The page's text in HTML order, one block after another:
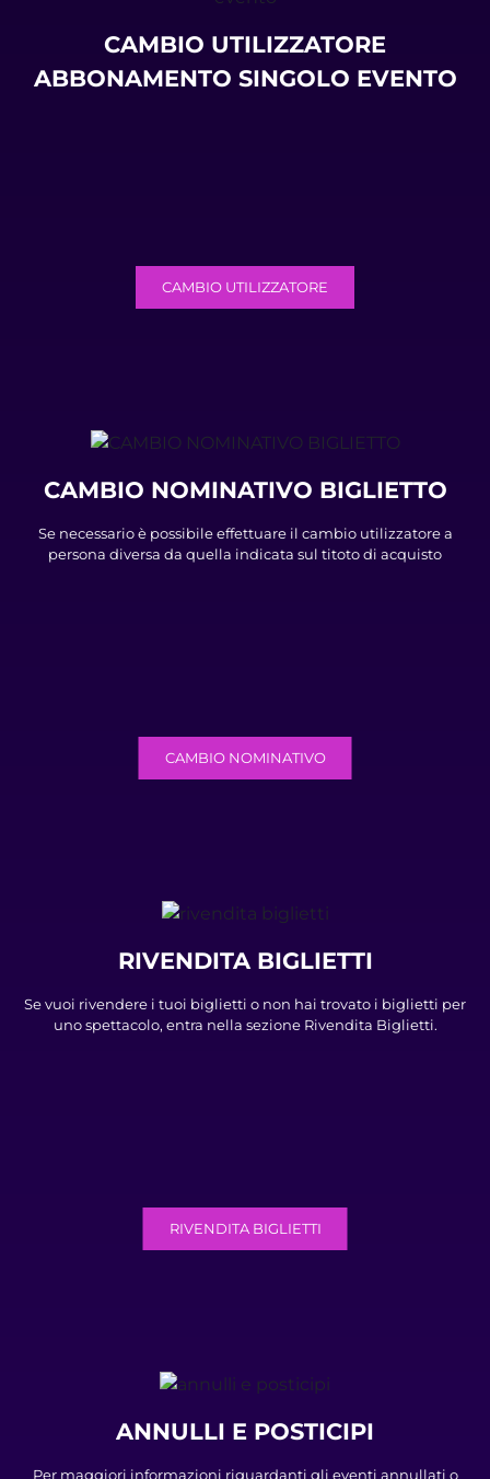
CAMBIO UTILIZZATORE
ABBONAMENTO SINGOLO EVENTO
CAMBIO UTILIZZATORE
CAMBIO NOMINATIVO BIGLIETTO
Se necessario è possibile effettuare il cambio utilizzatore a
persona diversa da quella indicata sul titoto di acquisto
CAMBIO NOMINATIVO
RIVENDITA BIGLIETTI
Se vuoi rivendere i tuoi biglietti o non hai trovato i biglietti per
uno spettacolo, entra nella sezione Rivendita Biglietti.
RIVENDITA BIGLIETTI
ANNULLI E POSTICIPI
Per maggiori informazioni riguardanti gli eventi annullati o